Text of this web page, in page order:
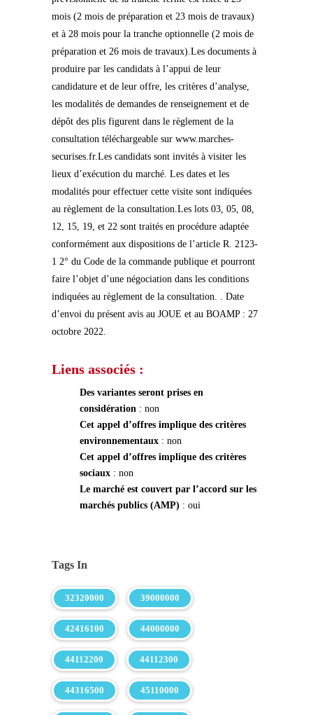
mois (2 mois de préparation et 23 mois de travaux)
et à 28 mois pour la tranche optionnelle (2 mois de
préparation et 26 mois de travaux).Les documents à
produire par les candidats à l’appui de leur
candidature et de leur offre, les critères d’analyse,
les modalités de demandes de renseignement et de
dépôt des plis figurent dans le règlement de la
consultation téléchargeable sur www.marches-
securises.fr.Les candidats sont invités à visiter les
lieux d’exécution du marché. Les dates et les
modalités pour effectuer cette visite sont indiquées
au règlement de la consultation.Les lots 03, 05, 08,
12, 15, 19, et 22 sont traités en procédure adaptée
conformément aux dispositions de l’article R. 2123-
1 2° du Code de la commande publique et pourront
faire l’objet d’une négociation dans les conditions
indiquées au règlement de la consultation. . Date
d’envoi du présent avis au JOUE et au BOAMP : 27
octobre 2022.
Liens associés :
Des variantes seront prises en
considération : non
Cet appel d’offres implique des critères
environnementaux : non
Cet appel d’offres implique des critères
sociaux : non
Le marché est couvert par l’accord sur les
marchés publics (AMP) : oui
Tags In
32320000 39000000
42416100 44000000
44112200 44112300
44316500 45110000